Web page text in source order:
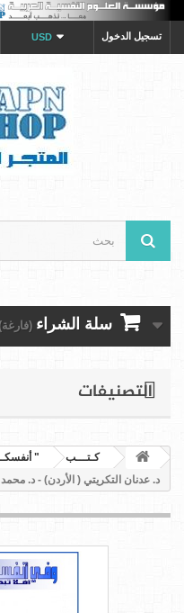
تسجيل الدخول USD
سلة الشراء (فارغة)
التصنيفات
كـتـــب "
د. عدنان التكريتي ( الأردن) - د.